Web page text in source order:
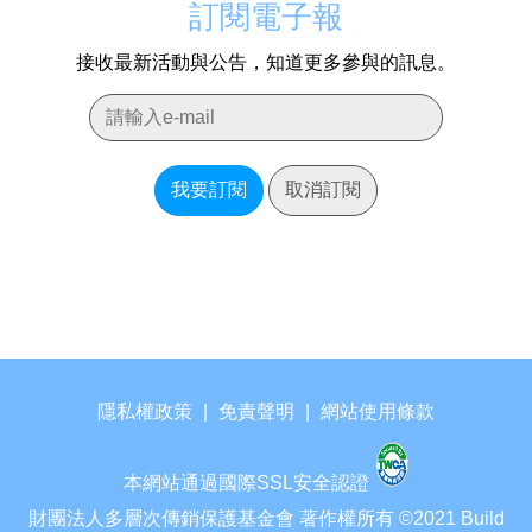
訂閱電子報
接收最新活動與公告，知道更多參與的訊息。
我要訂閱 取消訂閱
隱私權政策 免責聲明 網站使用條款
本網站通過國際SSL安全認證
財團法人多層次傳銷保護基金會 著作權所有 ©2021 Build